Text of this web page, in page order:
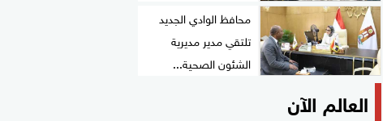
محافظ الوادي الجديد
تلتقي مدير مديرية
الشئون الصحية...
العالم الآن